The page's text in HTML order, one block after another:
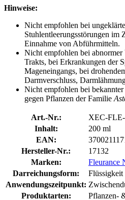
Hinweise:
Nicht empfohlen bei
Stuhlentleerungsstörungen im
Einnahme von Abführmitteln.
Nicht empfohlen bei
Trakts, bei Erkrankungen der
Mageneingangs, bei
Darmverschluss,
Nicht empfohlen bei
gegen Pflanzen der Familie
Art.-Nr.:
XEC-
Inhalt:
200 ml
EAN:
Hersteller-Nr.:
17132
Marken:
Fleurance
Darreichungsform:
Flüssigkeit
Anwendungszeitpunkt:
Produktarten:
Pflanzen-